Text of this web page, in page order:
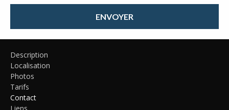
ENVOYER
Description
Localisation
Photos
Tarifs
Contact